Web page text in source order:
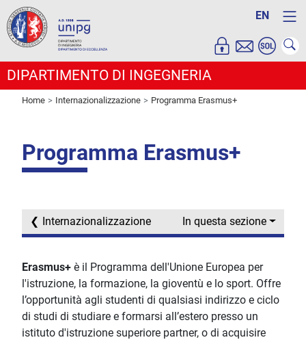
EN
DIPARTIMENTO DI INGEGNERIA
Home Internazionalizzazione Programma Erasmus+
Programma Erasmus+
Internazionalizzazione In questa sezione
Erasmus+ è il Programma dell'Unione Europea per
l'istruzione, la formazione, la gioventù e lo sport. Offre
l’opportunità agli studenti di qualsiasi indirizzo e ciclo
di studi di studiare e formarsi all’estero presso un
istituto d'istruzione superiore partner, o di acquisire